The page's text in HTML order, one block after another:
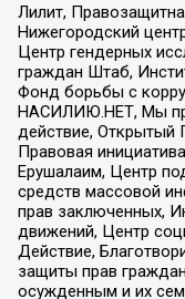
Лилит,
Нижегородский
Центр гендерных
граждан Штаб,
Фонд борьбы с
НАСИЛИЮ.НЕТ, Мы
действие, Открытый
Правовая
Ерушалаим, Центр
средств массовой
прав заключенных,
движений, Центр
Действие,
защиты прав
осужденным и их